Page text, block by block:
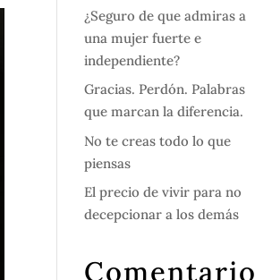
¿Seguro de que admiras a
una mujer fuerte e
independiente?
Gracias. Perdón. Palabras
que marcan la diferencia.
No te creas todo lo que
piensas
El precio de vivir para no
decepcionar a los demás
Comentario